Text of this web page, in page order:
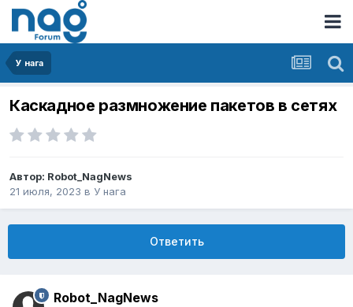
У нага
Каскадное размножение пакетов в сетях
Автор: Robot_NagNews
21 июля, 2023 в У нага
Ответить
Robot_NagNews